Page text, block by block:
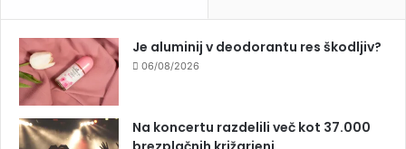
Je aluminij v deodorantu res škodljiv?
06/08/2026
Na koncertu razdelili več kot 37.000